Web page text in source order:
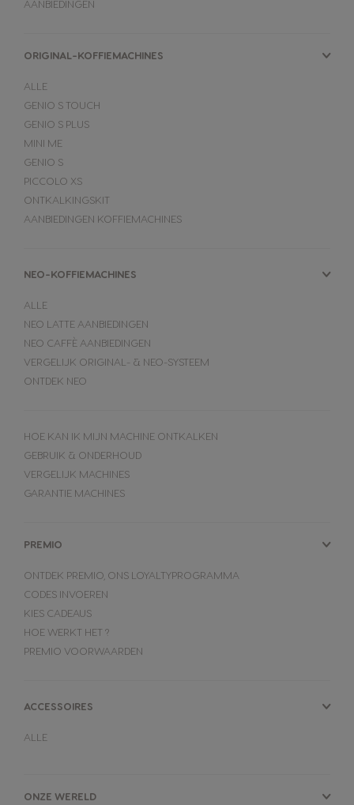
AANBIEDINGEN
ORIGINAL-KOFFIEMACHINES
ALLE
GENIO S TOUCH
GENIO S PLUS
MINI ME
GENIO S
PICCOLO XS
ONTKALKINGSKIT
AANBIEDINGEN KOFFIEMACHINES
NEO-KOFFIEMACHINES
ALLE
NEO LATTE AANBIEDINGEN
NEO CAFFÈ AANBIEDINGEN
VERGELIJK ORIGINAL- & NEO-SYSTEEM
ONTDEK NEO
HOE KAN IK MIJN MACHINE ONTKALKEN
GEBRUIK & ONDERHOUD
VERGELIJK MACHINES
GARANTIE MACHINES
PREMIO
ONTDEK PREMIO, ONS LOYALTYPROGRAMMA
CODES INVOEREN
KIES CADEAUS
HOE WERKT HET ?
PREMIO VOORWAARDEN
ACCESSOIRES
ALLE
ONZE WERELD